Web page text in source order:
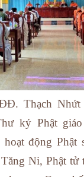
Thạch Nhứt
ký Phật
động Phật
Ni, Phật tử